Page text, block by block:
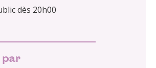
dès 20h00